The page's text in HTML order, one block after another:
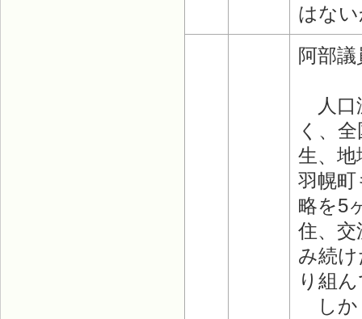
はな
阿部
人口
く、
生、
羽幌
略を5
住、
み続
り組
しか